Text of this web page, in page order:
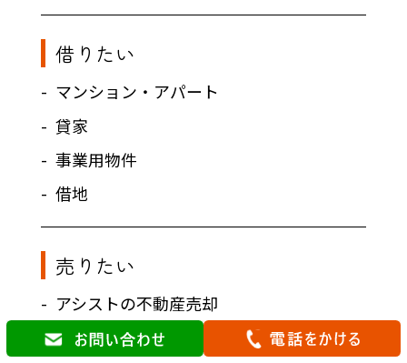
借りたい
マンション・アパート
貸家
事業用物件
借地
売りたい
アシストの不動産売却
売却ガイド